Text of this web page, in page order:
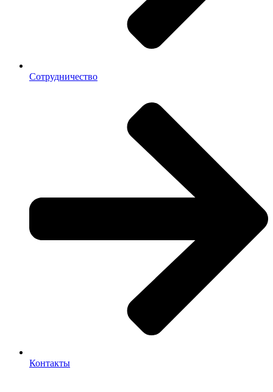
Сотрудничество
Контакты